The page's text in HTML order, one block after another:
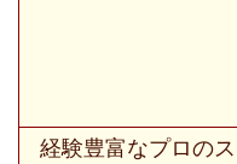
経験豊富なプロのス